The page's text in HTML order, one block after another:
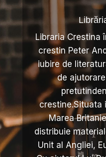
Libraria Crestina
crestin Peter
iubire de
de
crestine.Situata
Marea
distribuie
Unit al Angliei,